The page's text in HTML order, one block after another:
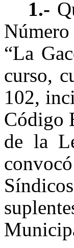
1.-
“La
curso,
102,
Código
de la